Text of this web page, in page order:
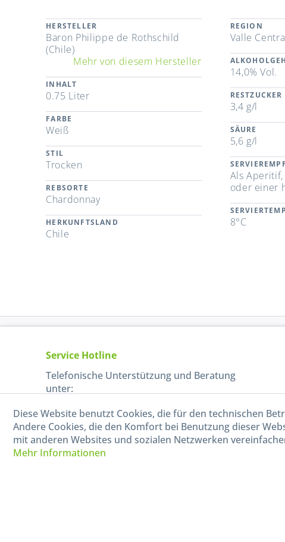
HERSTELLER
Baron Philippe de Rothschild
(Chile)
Mehr von diesem Hersteller
INHALT
0.75 Liter
FARBE
Weiß
STIL
Trocken
REBSORTE
Chardonnay
HERKUNFTSLAND
Chile
REGION
Valle
14,0% Vol.
RESTZUCKER
3,4 g/l
SÄURE
5,6 g/l
Als
oder einer
8°C
Service Hotline
Telefonische Unterstützung und Beratung
unter:
040-880 99 770
Mo-Fr, 09:00 - 15:00 Uhr
Diese Website benutzt Cookies, die für den technischen
Andere Cookies, die den Komfort bei Benutzung dieser
mit anderen Websites und sozialen Netzwerken
Mehr Informationen